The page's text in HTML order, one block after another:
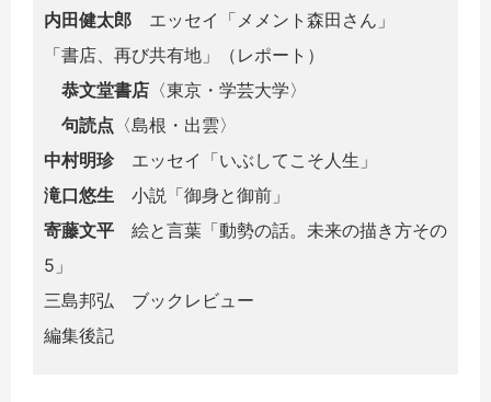
内田健太郎 エッセイ「メメント森田さん」
「書店、再び共有地」（レポート）
恭文堂書店 〈東京・学芸大学〉
句読点 〈島根・出雲〉
中村明珍エッセイ「いぶしてこそ人生」
滝口悠生 小説「御身と御前」
寄藤文平 絵と言葉「動勢の話。未来の描き方その
5」
三島邦弘 ブックレビュー
編集後記